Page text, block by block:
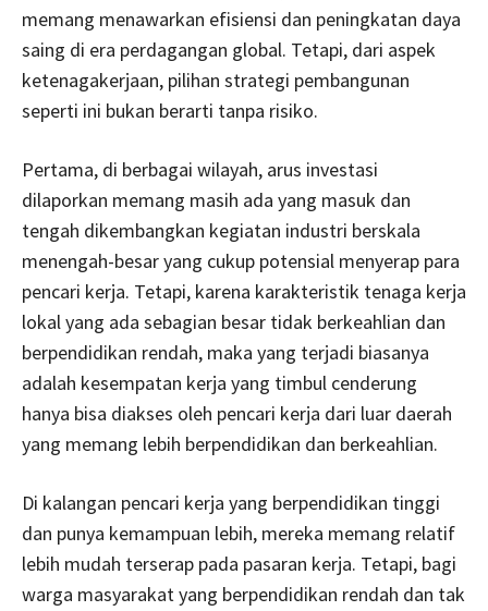
memang menawarkan efisiensi dan peningkatan daya
saing di era perdagangan global. Tetapi, dari aspek
ketenagakerjaan, pilihan strategi pembangunan
seperti ini bukan berarti tanpa risiko.
Pertama, di berbagai wilayah, arus investasi
dilaporkan memang masih ada yang masuk dan
tengah dikembangkan kegiatan industri berskala
menengah-besar yang cukup potensial menyerap para
pencari kerja. Tetapi, karena karakteristik tenaga kerja
lokal yang ada sebagian besar tidak berkeahlian dan
berpendidikan rendah, maka yang terjadi biasanya
adalah kesempatan kerja yang timbul cenderung
hanya bisa diakses oleh pencari kerja dari luar daerah
yang memang lebih berpendidikan dan berkeahlian.
Di kalangan pencari kerja yang berpendidikan tinggi
dan punya kemampuan lebih, mereka memang relatif
lebih mudah terserap pada pasaran kerja. Tetapi, bagi
warga masyarakat yang berpendidikan rendah dan tak